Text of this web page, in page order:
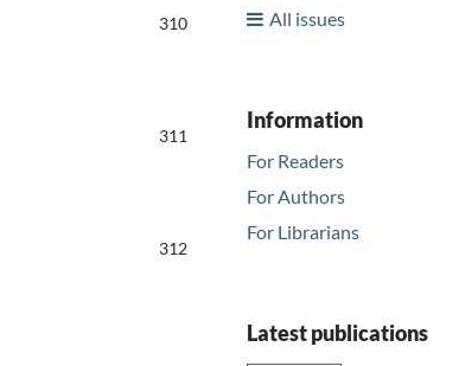
310
311
312
All issues
Information
For Readers
For Authors
For Librarians
Latest publications